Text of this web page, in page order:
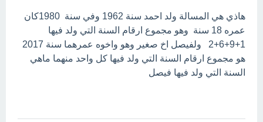
هاذي هي المسالة ولد احمد سنة 1962 وفي سنة 1980كان
عمره 18 سنة وهو مجموع ارقام السنة التي ولد فيها
1+9+6+2 ولفيصل اخ صغير وهو واخوه عمرهما سنة 2017
هو مجموع ارقام السنة التي ولد فيها كل واحد منهما ماهي
السنة التي ولد فيها فيصل